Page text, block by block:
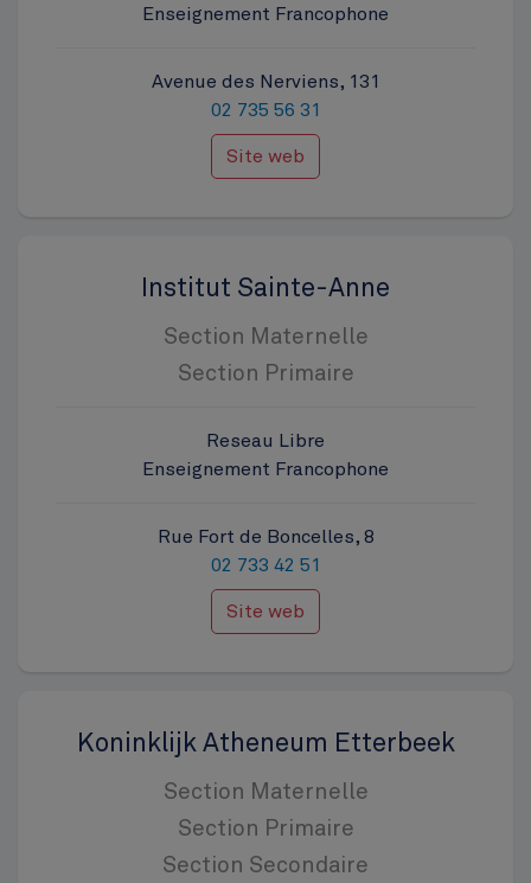
Enseignement Francophone
Avenue des Nerviens, 131
02 735 56 31
Site web
Institut Sainte-Anne
Section Maternelle
Section Primaire
Reseau Libre
Enseignement Francophone
Rue Fort de Boncelles, 8
02 733 42 51
Site web
Koninklijk Atheneum Etterbeek
Section Maternelle
Section Primaire
Section Secondaire